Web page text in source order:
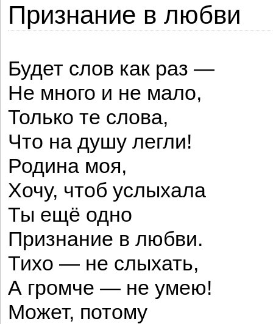
Признание в любви
Будет слов как раз —
Не много и не мало,
Только те слова,
Что на душу легли!
Родина моя,
Хочу, чтоб услыхала
Ты ещё одно
Признание в любви.
Тихо — не слыхать,
А громче — не умею!
Может, потому